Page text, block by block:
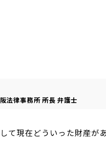
法律事務所所長 弁護士
て現在どういった財産が